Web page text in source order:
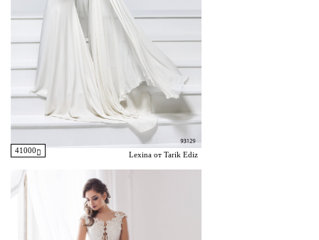
41000 Lexina от Tarik Ediz